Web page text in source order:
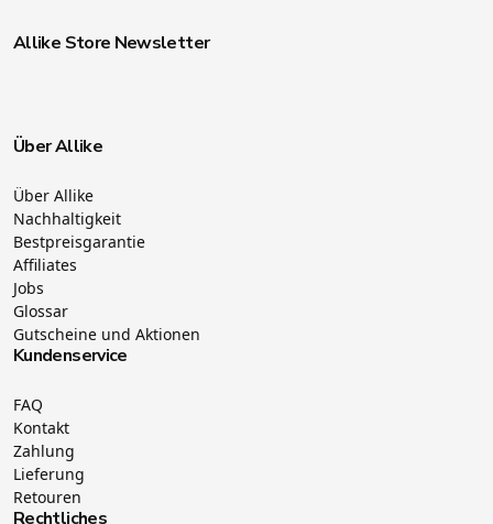
Allike Store Newsletter
Über Allike
Über Allike
Nachhaltigkeit
Bestpreisgarantie
Affiliates
Jobs
Glossar
Gutscheine und Aktionen
Kundenservice
FAQ
Kontakt
Zahlung
Lieferung
Retouren
Rechtliches